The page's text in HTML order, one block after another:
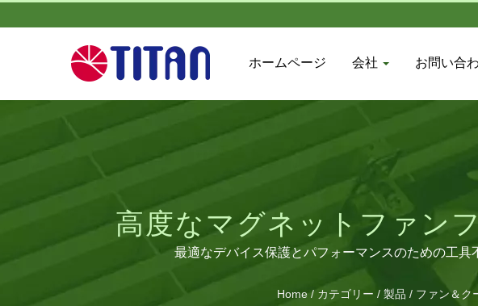
ホームページ 会社 お問い合
高度なマグネットファン
最適なデバイス保護とパフォーマンスのための工
Home / カテゴリー / 製品 / ファン＆ク